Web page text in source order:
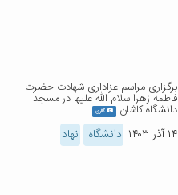
برگزاری مراسم عزاداری شهادت حضرت
فاطمه زهرا سلام الله علیها در مسجد
دانشگاه کاشان گالری
۱۴ آذر ۱۴۰۳ دانشگاه نهاد